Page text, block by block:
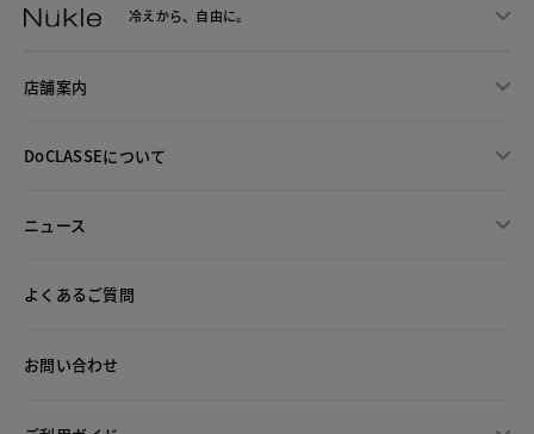
冷えから、 自由に。
店舗案内
DoCLASSEについて
ニュース
よくあるご質問
お問い合わせ